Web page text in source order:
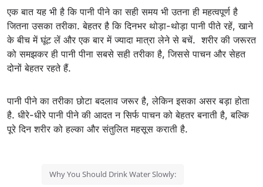
एक बात यह भी है कि पानी पीने का सही समय भी उतना ही महत्वपूर्ण है
जितना उसका तरीका. बेहतर है कि दिनभर थोड़ा-थोड़ा पानी पीते रहें, खाने
के बीच में घूंट लें और एक बार में ज्यादा मात्रा लेने से बचें. शरीर की जरूरत
को समझकर ही पानी पीना सबसे सही तरीका है, जिससे पाचन और सेहत
दोनों बेहतर रहते हैं.
पानी पीने का तरीका छोटा बदलाव जरूर है, लेकिन इसका असर बड़ा होता
है. धीरे-धीरे पानी पीने की आदत न सिर्फ पाचन को बेहतर बनाती है, बल्कि
पूरे दिन शरीर को हल्का और संतुलित महसूस कराती है.
Why You Should Drink Water Slowly: